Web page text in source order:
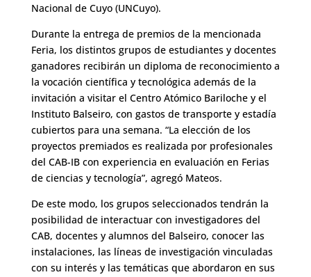
Nacional de Cuyo (UNCuyo).
Durante la entrega de premios de la mencionada
Feria, los distintos grupos de estudiantes y docentes
ganadores recibirán un diploma de reconocimiento a
la vocación científica y tecnológica además de la
invitación a visitar el Centro Atómico Bariloche y el
Instituto Balseiro, con gastos de transporte y estadía
cubiertos para una semana. “La elección de los
proyectos premiados es realizada por profesionales
del CAB-IB con experiencia en evaluación en Ferias
de ciencias y tecnología”, agregó Mateos.
De este modo, los grupos seleccionados tendrán la
posibilidad de interactuar con investigadores del
CAB, docentes y alumnos del Balseiro, conocer las
instalaciones, las líneas de investigación vinculadas
con su interés y las temáticas que abordaron en sus